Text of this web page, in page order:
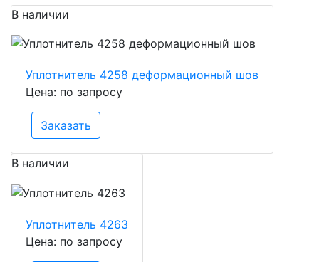
В наличии
Уплотнитель 4258 деформационный шов
Цена: по запросу
Заказать
В наличии
Уплотнитель 4263
Цена: по запросу